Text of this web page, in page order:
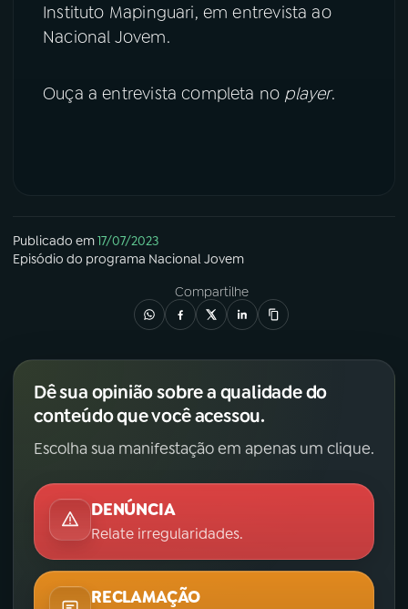
ACOMPANHE A RÁDIO NACIONAL
Instituto Mapinguari, em entrevista ao
Nacional Jovem.
Ouça a entrevista completa no player.
Publicado em17/07/2023
Episódio do programa Nacional Jovem
Compartilhe
Dê sua opinião sobre a qualidade do
conteúdo que você acessou.
Escolha sua manifestação em apenas um clique.
DENÚNCIA
Relate irregularidades.
RECLAMAÇÃO